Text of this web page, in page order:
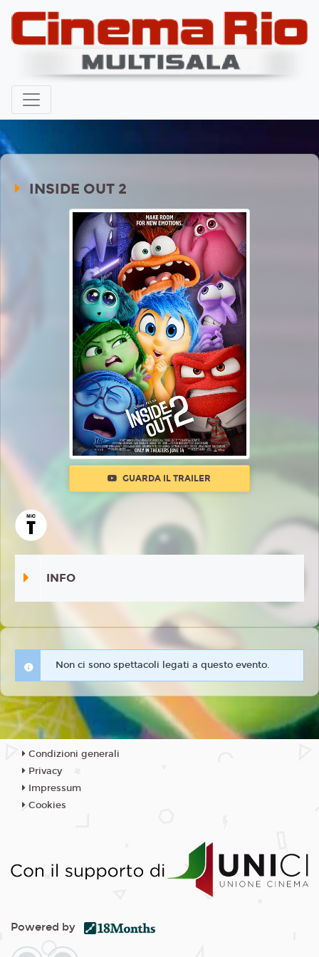
INSIDE OUT 2
GUARDA IL TRAILER
INFO
Non ci sono spettacoli legati a questo evento.
Condizioni generali
Privacy
Impressum
Cookies
Powered by